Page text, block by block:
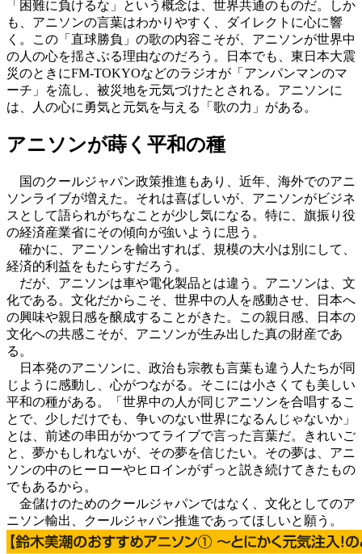
「困難に負けるな」という概念は、世界共通のものだ。しか
も、アニソンの言葉はわかりやすく、ダイレクトに心に響
く。この「直球勝負」の歌の内容こそが、アニソンが世界中
の人の心を揺さぶる理由なのだろう。日本でも、東日本大震
災のときにFM-TOKYOなどのラジオが「アンパンマンのマ
ーチ」を流し、被災地を元気づけたとされる。アニソンに
は、人の心に勇気と元気を与える「歌の力」がある。
アニソンが蒔く平和の種
国のクールジャパン政策推進もあり、近年、海外でのアニ
ソンライブが増えた。それは喜ばしいが、アニソンがビジネ
スとして語られがちなことが少し気になる。特に、旗振り役
の経済産業省にその傾向が強いように思う。
確かに、アニソンを輸出すれば、規模の大小は別にして、
経済的利益をもたらすだろう。
だが、アニソンは車や電化製品とは違う。アニソンは、文
化である。文化だからこそ、世界中の人を感動させ、日本へ
の興味や親日感を醸成することがきた。この親日感、日本の
文化への共感こそが、アニソンが生み出した真の財産であ
る。
日本発のアニソンに、政治も宗教も言葉も違う人たちが同
じように感動し、心がつながる。そこには小さくても美しい
平和の種がある。「世界中の人が同じアニソンを合唱するこ
とで、少しだけでも、争いのない世界になるんじゃないか」
とは、前述の串田がかつてライブで言った言葉だ。きれいご
と、夢かもしれないが、その夢を信じたい。その夢は、アニ
ソンの中のヒーローやヒロインがずっと説き続けてきたもの
でもあるから。
金儲けのためのクールジャパンではなく、文化としてのア
ニソン輸出、クールジャパン推進であってほしいと願う。